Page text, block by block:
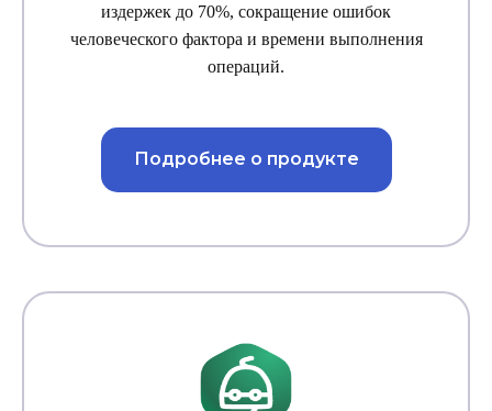
издержек до 70%, сокращение ошибок
человеческого фактора и времени выполнения
операций.
Подробнее о продукте